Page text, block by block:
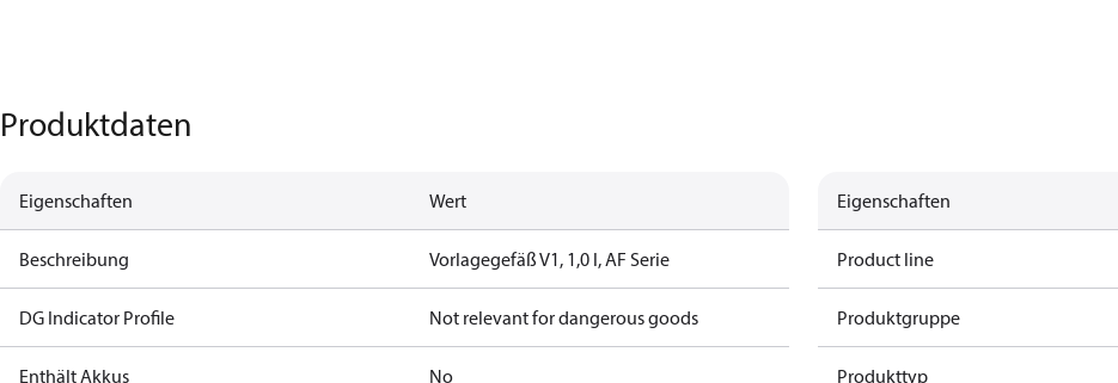
Produktdaten
Eigenschaften Wert
Beschreibung Vorlagegefäß V1, 1,0 l, AF Serie
DG Indicator Profile Not relevant for dangerous goods
Enthält Akkus No
Eigenschaften
Product line
Produktgruppe
Produkttyp